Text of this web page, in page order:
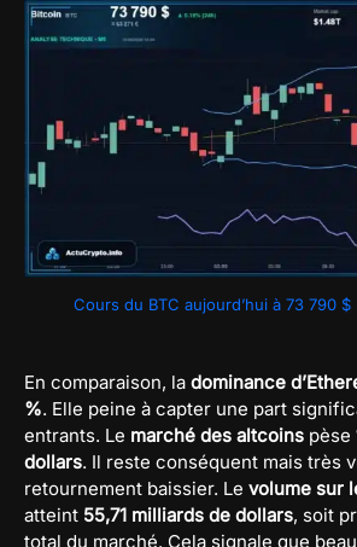
Cours du BTC aujourd’hui à 73 790
En comparaison, la dominance
%. Elle peine à capter une part
entrants. Le marché des altcoins pèse
dollars. Il reste conséquent mais très
retournement baissier. Le volume sur
atteint 55,71 milliards de dollars, soit
total du marché. Cela signale que